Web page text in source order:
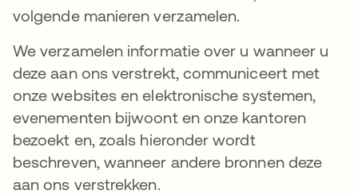
volgende manieren verzamelen.
We verzamelen informatie over u wanneer u
deze aan ons verstrekt, communiceert met
onze websites en elektronische systemen,
evenementen bijwoont en onze kantoren
bezoekt en, zoals hieronder wordt
beschreven, wanneer andere bronnen deze
aan ons verstrekken.